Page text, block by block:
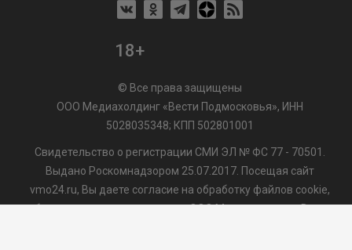
18+
© Все права защищены
ООО Медиахолдинг «Вести Подмосковья», ИНН
5028035348; КПП 502801001
Свидетельство о регистрации СМИ ЭЛ № ФС 77 - 70501.
Выдано Роскомнадзором 25.07.2017. Посещая сайт
vmo24.ru, Вы даете согласие на обработку файлов cookie,
сбор которых осуществляется ООО Медиахолдинг «Вести